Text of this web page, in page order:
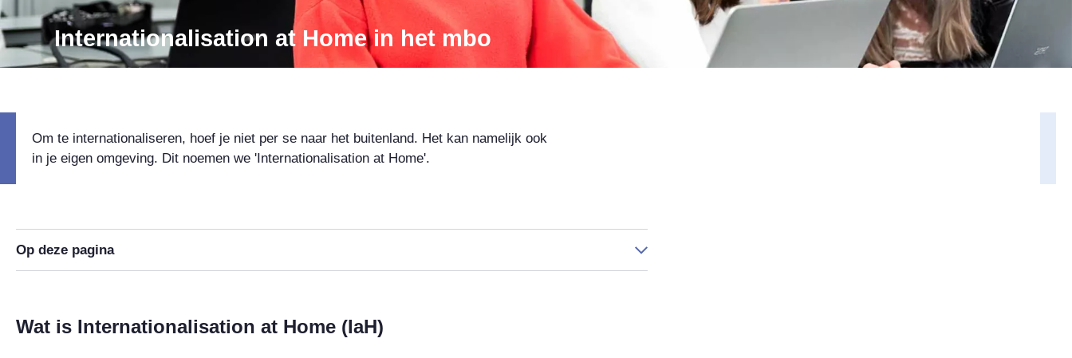
Internationalisation at Home in het mbo
Om te internationaliseren, hoef je niet per se naar het buitenland. Het kan namelijk ook
in je eigen omgeving. Dit noemen we 'Internationalisation at Home'.
Op deze pagina
Wat is Internationalisation at Home (IaH)